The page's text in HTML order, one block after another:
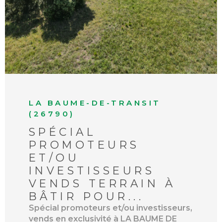
LA BAUME-DE-TRANSIT
(26790)
SPÉCIAL
PROMOTEURS
ET/OU
INVESTISSEURS
VENDS TERRAIN À
BÂTIR POUR...
Spécial promoteurs et/ou investisseurs,
vends en exclusivité à LA BAUME DE